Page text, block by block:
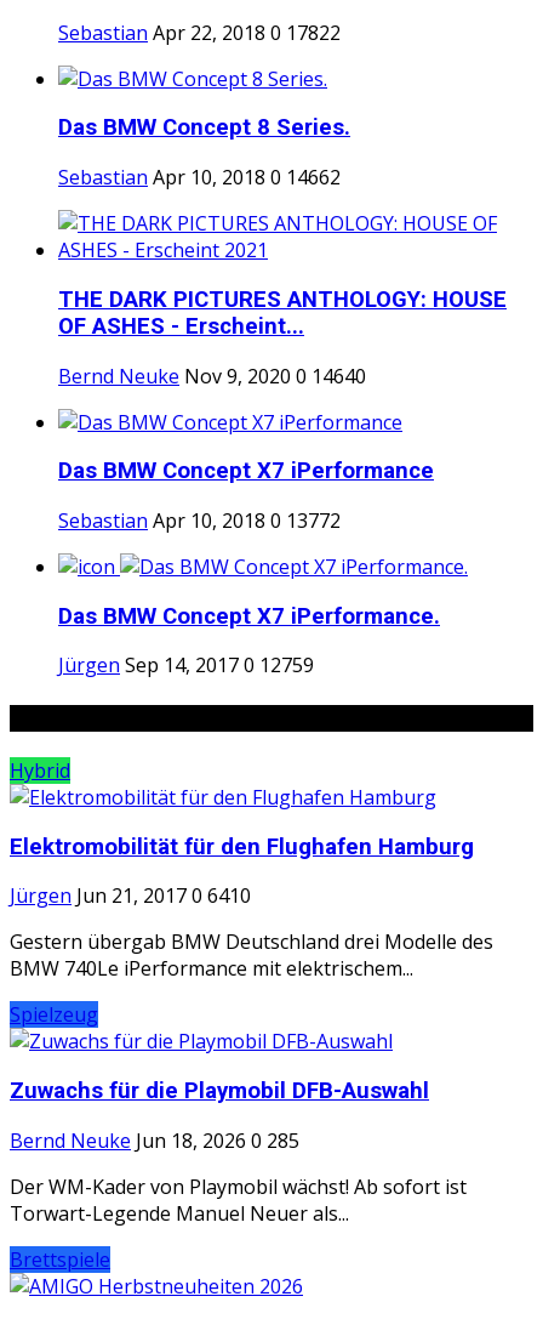
Sebastian Apr 22, 2018 0 17822
Das BMW Concept 8 Series.
Sebastian Apr 10, 2018 0 14662
THE DARK PICTURES ANTHOLOGY: HOUSE
OF ASHES - Erscheint...
Bernd Neuke Nov 9, 2020 0 14640
Das BMW Concept X7 iPerformance
Sebastian Apr 10, 2018 0 13772
Das BMW Concept X7 iPerformance.
Jürgen Sep 14, 20170 12759
Hybrid
Elektromobilität für den Flughafen Hamburg
Jürgen Jun 21, 20170 6410
Gestern übergab BMW Deutschland drei Modelle des
BMW 740Le iPerformance mit elektrischem...
Spielzeug
Zuwachs für die Playmobil DFB-Auswahl
Bernd Neuke Jun 18, 2026 0 285
Der WM-Kader von Playmobil wächst! Ab sofort ist
Torwart-Legende Manuel Neuer als...
Brettspiele